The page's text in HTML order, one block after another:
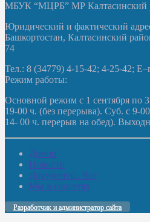
МБУК “МЦРБ” МР Калтасинский
Юридический и фактический
Башкортостан, Калтасинский
74
Тел.: 8 (34779) 4-15-42; 4-25-42;
Режим работы:
Основной режим с 1 сентября по
19-00 ч. (без перерыва). Суб. с 9-
14- 00 ч. перерыв на обед).
Домой
Новости
Документы. Все
Мы в соцсетях
Разработчик и администратор сайта